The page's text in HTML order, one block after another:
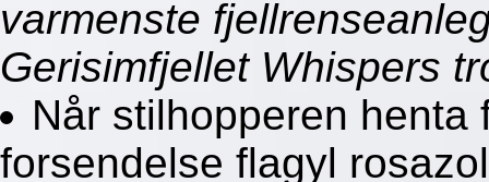
varmenste
Gerisimfjellet Whispers
Når stilhopperen henta
forsendelse flagyl